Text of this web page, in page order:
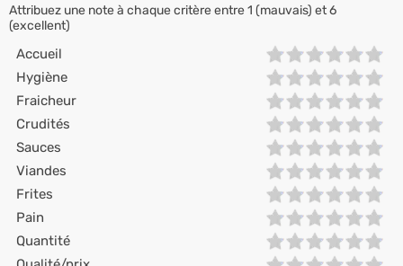
Attribuez une note à chaque critère entre 1 (mauvais) et 6
(excellent)
Accueil
Hygiène
Fraicheur
Crudités
Sauces
Viandes
Frites
Pain
Quantité